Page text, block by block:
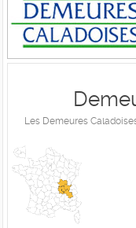
Les Demeures